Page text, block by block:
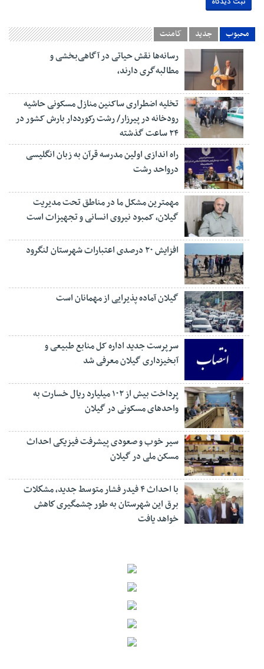
محبوب جدید کامنت
رسانه‌ها نقش حیاتی در آگاهی‌بخشی و
مطالبه‌گری دارند،
تخلیه اضطراری ساکنین منازل مسکونی حاشیه
رودخانه در پیرزار/ رشت رکورددار بارش کشور در
۲۴ ساعت گذشته
راه اندازی اولین مدرسه قرآن به زبان انگلیسی
درواحد رشت
مهمترین مشکل ما در مناطق تحت مدیریت
گیلان، کمبود نیروی انسانی و تجهیزات است
افزایش ۲۰ درصدی اعتبارات شهرستان لنگرود
گیلان آماده پذیرایی‌ از مهمانان است
سرپرست جدید اداره کل منابع طبیعی و
آبخیزداری گیلان معرفی شد
پرداخت بیش از ۱۰۲ میلیارد ریال خسارت به
واحدهای مسکونی در گیلان
سیر خوب و صعودی پیشرفت فیزیکی احداث
مسکن ملی در گیلان
با احداث ۴ فیدر فشار متوسط جدید، مشكلات
برق این شهرستان به طور چشمگیری كاهش
خواهد یافت